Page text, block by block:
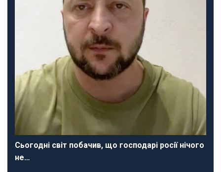
Сьогодні світ побачив, що господарі росії нічого
не…